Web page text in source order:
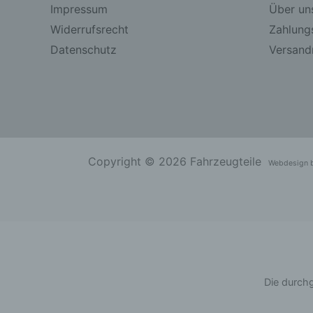
Impressum
Widerrufsrecht
Datenschutz
Über
Copyright © 2026 Fahrzeugteile Webdesign
Die